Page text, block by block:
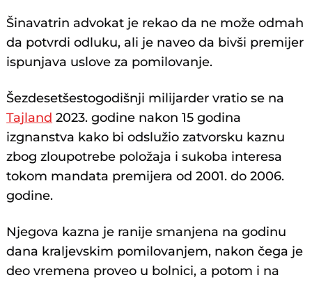
Šinavatrin advokat je rekao da ne može odmah
da potvrdi odluku, ali je naveo da bivši premijer
ispunjava uslove za pomilovanje.
Šezdesetšestogodišnji milijarder vratio se na
Tajland 2023. godine nakon 15 godina
izgnanstva kako bi odslužio zatvorsku kaznu
zbog zloupotrebe položaja i sukoba interesa
tokom mandata premijera od 2001. do 2006.
godine.
Njegova kazna je ranije smanjena na godinu
dana kraljevskim pomilovanjem, nakon čega je
deo vremena proveo u bolnici, a potom i na